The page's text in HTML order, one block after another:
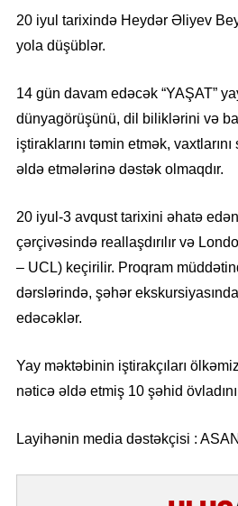
20 iyul tarixində Heydər Əliyev
yola düşüblər.
14 gün davam edəcək “YAŞAT”
dünyagörüşünü, dil biliklərini və
iştiraklarını təmin etmək,
əldə etmələrinə dəstək olmaqdır.
20 iyul-3 avqust tarixini əhatə
çərçivəsində reallaşdırılır və
– UCL) keçirilir. Proqram
dərslərində, şəhər
edəcəklər.
Yay məktəbinin iştirakçıları
nəticə əldə etmiş 10 şəhid
Layihənin media dəstəkçisi :